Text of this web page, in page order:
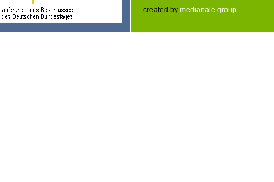
created by medianale group